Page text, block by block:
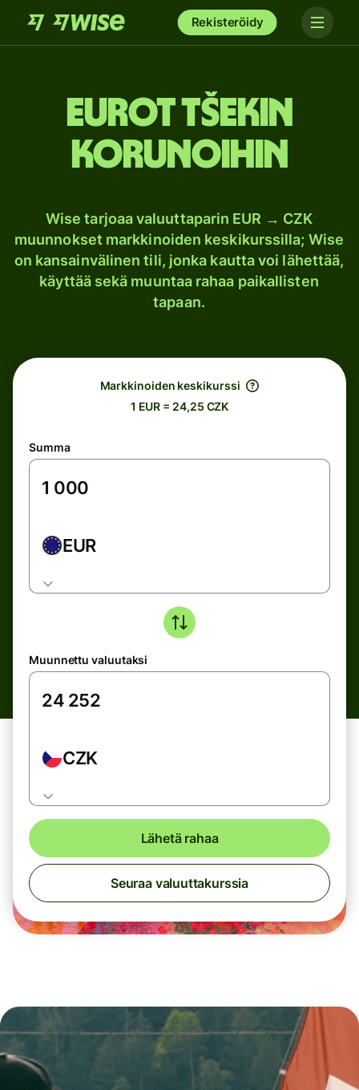
Rekisteröidy
Eurot Tšekin
korunoihin
Wise tarjoaa valuuttaparin EUR → CZK
muunnokset markkinoiden keskikurssilla; Wise
on kansainvälinen tili, jonka kautta voi lähettää,
käyttää sekä muuntaa rahaa paikallisten
tapaan.
Markkinoiden keskikurssi
1 EUR = 24,25 CZK
Summa
EUR
Muunnettu valuutaksi
CZK
Lähetä rahaa
Seuraa valuuttakurssia